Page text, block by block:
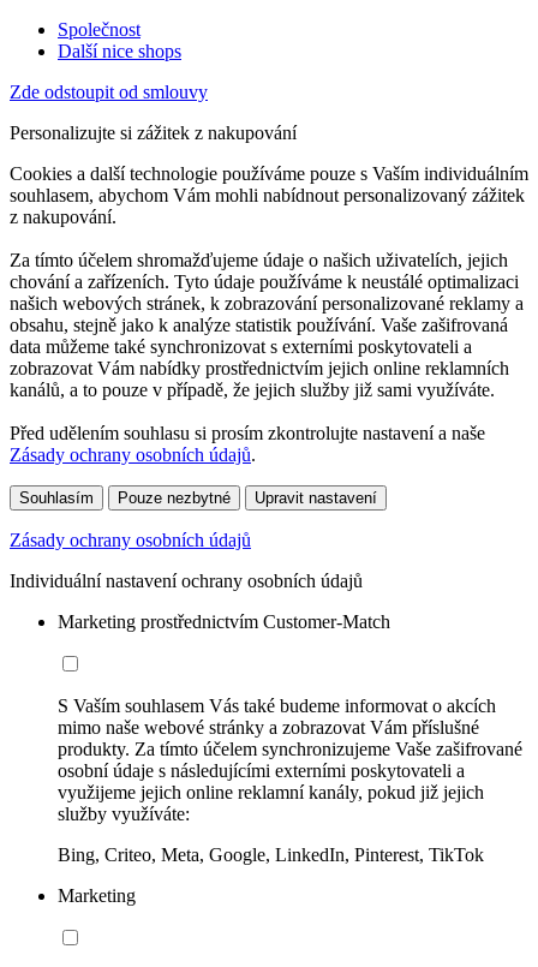
Společnost
Další nice shops
Zde odstoupit od smlouvy
Personalizujte si zážitek z nakupování
Cookies a další technologie používáme pouze s Vaším individuálním
souhlasem, abychom Vám mohli nabídnout personalizovaný zážitek
z nakupování.
Za tímto účelem shromažďujeme údaje o našich uživatelích, jejich
chování a zařízeních. Tyto údaje používáme k neustálé optimalizaci
našich webových stránek, k zobrazování personalizované reklamy a
obsahu, stejně jako k analýze statistik používání. Vaše zašifrovaná
data můžeme také synchronizovat s externími poskytovateli a
zobrazovat Vám nabídky prostřednictvím jejich online reklamních
kanálů, a to pouze v případě, že jejich služby již sami využíváte.
Před udělením souhlasu si prosím zkontrolujte nastavení a naše
Zásady ochrany osobních údajů.
Souhlasím Pouze nezbytné Upravit nastavení
Zásady ochrany osobních údajů
Individuální nastavení ochrany osobních údajů
Marketing prostřednictvím Customer-Match
S Vaším souhlasem Vás také budeme informovat o akcích
mimo naše webové stránky a zobrazovat Vám příslušné
produkty. Za tímto účelem synchronizujeme Vaše zašifrované
osobní údaje s následujícími externími poskytovateli a
využijeme jejich online reklamní kanály, pokud již jejich
služby využíváte:
Bing, Criteo, Meta, Google, LinkedIn, Pinterest, TikTok
Marketing